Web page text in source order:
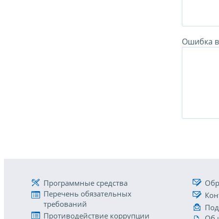
Ошибка в
Программные средства
Перечень обязательных
требований
Противодействие коррупции